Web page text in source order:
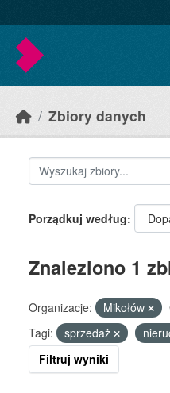
Zbiory danych
Porządkuj według
Znaleziono 1
Organizacje: Mikołów
Tagi:
sprzedaż
Filtruj wyniki